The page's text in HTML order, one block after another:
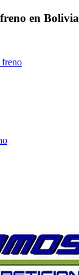
en Bolivia